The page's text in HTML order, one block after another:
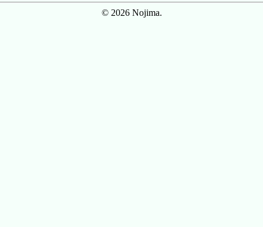
© 2026 Nojima.